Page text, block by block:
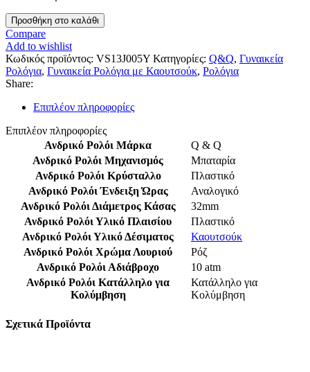
Ρολόι
Καουτσούκ
Q&Q
Ροζ
κωδ.VS13J005Y
ποσότητα
Προσθήκη στο καλάθι
Compare
Add to wishlist
Κωδικός προϊόντος: VS13J005Y Κατηγορίες: Q&Q, Γυναικεία
Ρολόγια, Γυναικεία Ρολόγια με Καουτσούκ, Ρολόγια
Share:
Επιπλέον πληροφορίες
Επιπλέον πληροφορίες
Ανδρικό Ρολόι Μάρκα
Q & Q
Ανδρικό Ρολόι Μηχανισμός
Μπαταρία
Ανδρικό Ρολόι Κρύσταλλο
Πλαστικό
Ανδρικό Ρολόι Ένδειξη Ώρας
Αναλογικό
Ανδρικό Ρολόι Διάμετρος Κάσας
32mm
Ανδρικό Ρολόι Υλικό Πλαισίου
Πλαστικό
Ανδρικό Ρολόι Υλικό Δέσιματος
Καουτσούκ
Ανδρικό Ρολόι Χρώμα Λουριού
Ρόζ
Ανδρικό Ρολόι Αδιάβροχο
10 atm
Ανδρικό Ρολόι Κατάλληλο για
Κολύμβηση
Κατάλληλο για
Κολύμβηση
Σχετικά Προϊόντα